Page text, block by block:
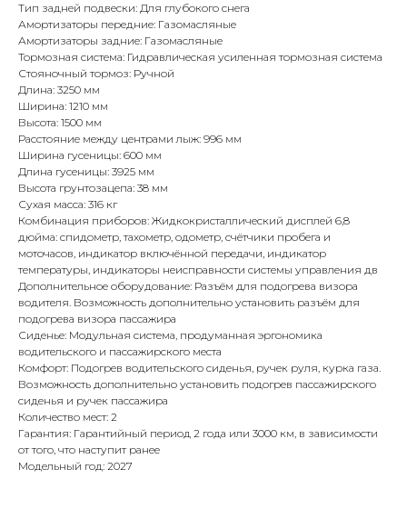
Тип задней подвески: Для глубокого снега
Амортизаторы передние: Газомасляные
Амортизаторы задние: Газомасляные
Тормозная система: Гидравлическая усиленная тормозная система
Стояночный тормоз: Ручной
Длина: 3250 мм
Ширина: 1210 мм
Высота: 1500 мм
Расстояние между центрами лыж: 996 мм
Ширина гусеницы: 600 мм
Длина гусеницы: 3925 мм
Высота грунтозацепа: 38 мм
Сухая масса: 316 кг
Комбинация приборов: Жидкокристаллический дисплей 6,8
дюйма: спидометр, тахометр, одометр, счётчики пробега и
моточасов, индикатор включённой передачи, индикатор
температуры, индикаторы неисправности системы управления дв
Дополнительное оборудование: Разъём для подогрева визора
водителя. Возможность дополнительно установить разъём для
подогрева визора пассажира
Сиденье: Модульная система, продуманная эргономика
водительского и пассажирского места
Комфорт: Подогрев водительского сиденья, ручек руля, курка газа.
Возможность дополнительно установить подогрев пассажирского
сиденья и ручек пассажира
Количество мест: 2
Гарантия: Гарантийный период 2 года или 3000 км, в зависимости
от того, что наступит ранее
Модельный год: 2027